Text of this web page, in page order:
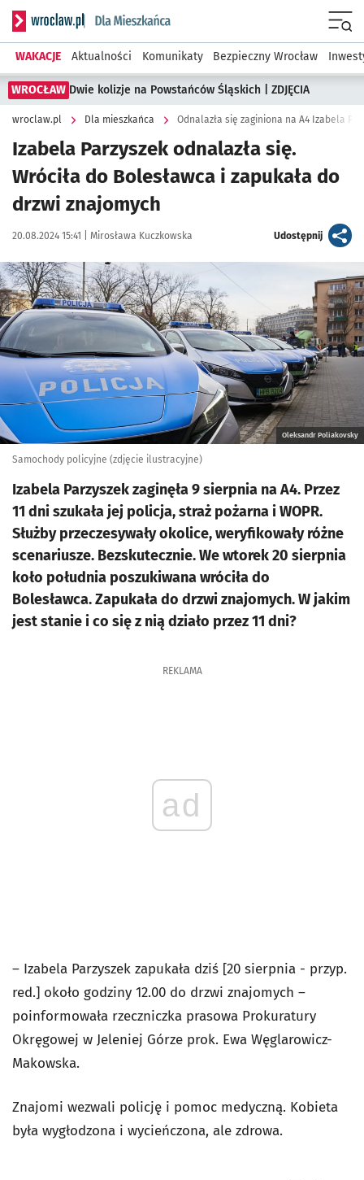
Serwis informacyjny wroclaw.pl podserwis: Dla mieszkańca
WAKACJE Aktualności Komunikaty Bezpieczny Wrocław
WROCŁAW Dwie kolizje na Powstańców Śląskich | ZDJĘCIA
wroclaw.pl Dla mieszkańca Odnalazła się zaginiona na A4 Izabela
Izabela Parzyszek odnalazła się.
Wróciła do Bolesławca i zapukała do
drzwi znajomych
Data publikacji:
20.08.2024 15:41 | Autor:
Mirosława Kuczkowska Udostępnijartykuł
Kliknij, aby powiększyć
Oleksandr Poliakovsky
Samochody policyjne (zdjęcie ilustracyjne)
Izabela Parzyszek zaginęła 9 sierpnia na A4. Przez
11 dni szukała jej policja, straż pożarna i WOPR.
Służby przeczesywały okolice, weryfikowały różne
scenariusze. Bezskutecznie. We wtorek 20 sierpnia
koło południa poszukiwana wróciła do
Bolesławca. Zapukała do drzwi znajomych. W jakim
jest stanie i co się z nią działo przez 11 dni?
REKLAMA
ad
– Izabela Parzyszek zapukała dziś [20 sierpnia - przyp.
red.] około godziny 12.00 do drzwi znajomych –
poinformowała rzeczniczka prasowa Prokuratury
Okręgowej w Jeleniej Górze prok. Ewa Węglarowicz-
Makowska.
Znajomi wezwali policję i pomoc medyczną. Kobieta
była wygłodzona i wycieńczona, ale zdrowa.